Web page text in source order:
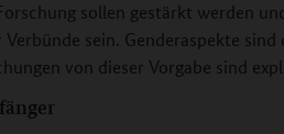
sollen gestärkt werden
sein. Genderaspekte sind
von dieser Vorgabe sind